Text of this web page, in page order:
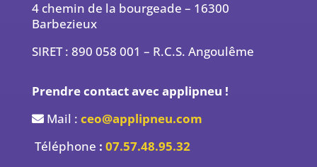
4 chemin de la bourgeade – 16300
Barbezieux
SIRET : 890 058 001 – R.C.S. Angoulême
Prendre contact avec applipneu !
Mail : ceo@applipneu.com
Téléphone : 07.57.48.95.32